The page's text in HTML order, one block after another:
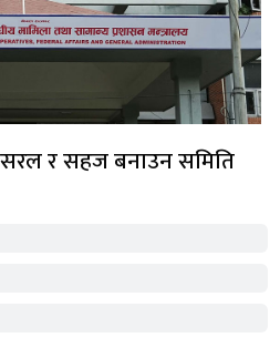
र सहज बनाउन समिति